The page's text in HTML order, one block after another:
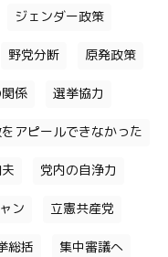
ジェンダー政策
野党分断 原発政策
係 選挙協力
アピールできなかった
党内の自浄力
ン 立憲共産党
総括 集中審議へ